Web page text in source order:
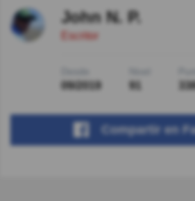
John N. P.
Escritor
09/2019 91
Compartir en